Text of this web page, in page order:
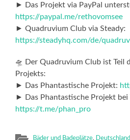
► Das Projekt via PayPal
https://paypal.me/rethovomsee
► Quadruvium Club via Steady:
https://steadyhq.com/de/
🛸 Der Quadruvium Club ist Teil
Projekts:
► Das Phantastische Projekt:
► Das Phantastische Projekt bei
https://t.me/phan_pro
Bäder und Badeplätze, Deutschland